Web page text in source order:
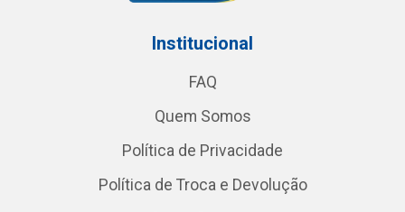
Institucional
FAQ
Quem Somos
Política de Privacidade
Política de Troca e Devolução